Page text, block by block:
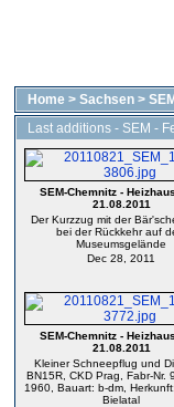
Home > Sachsen >
Last additions - SEM -
SEM-Chemnitz -
21.08.2011
Der Kurzzug mit der
bei der Rückkehr auf
Museumsgelände
Dec 28, 2011
SEM-Chemnitz -
21.08.2011
Kleiner Schneepflug und
BN15R, CKD Prag, Fabr-Nr.
1960, Bauart: b-dm,
Bielatal